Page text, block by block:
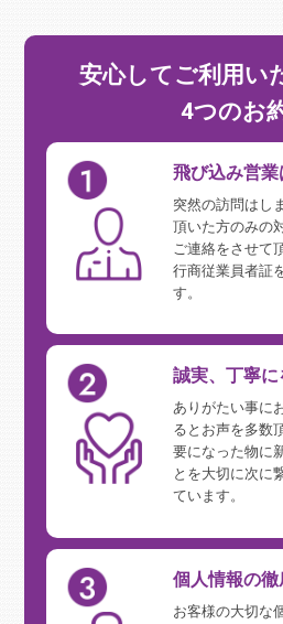
安心してご利用い
4つのお
飛び込み営
突然の訪問はし
頂いた方のみの
ご連絡をさせて
行商従業員者証
す。
誠実、丁寧に
ありがたい事に
るとお声を多数
要になった物に
とを大切に次に
ています。
個人情報の徹
お客様の大切な